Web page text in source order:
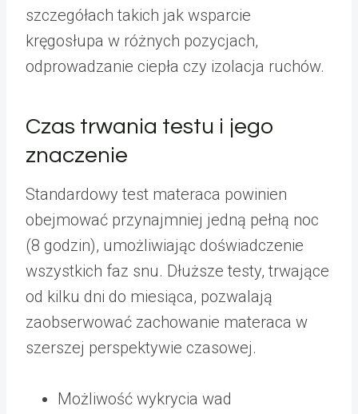
szczegółach takich jak wsparcie
kręgosłupa w różnych pozycjach,
odprowadzanie ciepła czy izolacja ruchów.
Czas trwania testu i jego
znaczenie
Standardowy test materaca powinien
obejmować przynajmniej jedną pełną noc
(8 godzin), umożliwiając doświadczenie
wszystkich faz snu. Dłuższe testy, trwające
od kilku dni do miesiąca, pozwalają
zaobserwować zachowanie materaca w
szerszej perspektywie czasowej.
Możliwość wykrycia wad